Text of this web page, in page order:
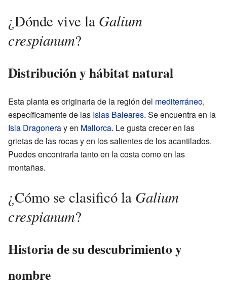
¿Dónde vive la Galium
crespianum?
Distribución y hábitat natural
Esta planta es originaria de la región del mediterráneo,
específicamente de las Islas Baleares. Se encuentra en la
Isla Dragoneray en Mallorca. Le gusta crecer en las
grietas de las rocas y en los salientes de los acantilados.
Puedes encontrarla tanto en la costa como en las
montañas.
¿Cómo se clasificó la Galium
crespianum?
Historia de su descubrimiento y
nombre